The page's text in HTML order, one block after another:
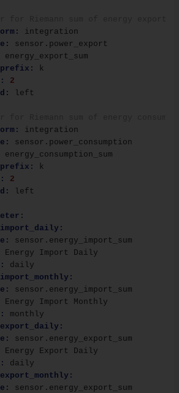
integration
sensor.power_export
energy_export_sum
k
2
left
integration
sensor.power_consumption
energy_consumption_sum
k
2
left
sensor.energy_import_sum
Energy Import Daily
daily
sensor.energy_import_sum
Energy Import Monthly
monthly
sensor.energy_export_sum
Energy Export Daily
daily
sensor.energy_export_sum